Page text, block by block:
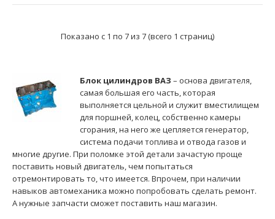
Блок цилиндров ВАЗ-21213 АвтоВАЗ
8100 грн.
Показано с 1 по 7 из 7 (всего 1 страниц)
Блок цилиндров ВАЗ – основа двигателя,
самая большая его часть, которая
выполняется цельной и служит вместилищем
для поршней, колец, собственно камеры
сгорания, на него же цепляется генератор,
система подачи топлива и отвода газов и
многие другие. При поломке этой детали зачастую проще
поставить новый двигатель, чем попытаться
отремонтировать то, что имеется. Впрочем, при наличии
навыков автомеханика можно попробовать сделать ремонт.
А нужные запчасти сможет поставить наш магазин.